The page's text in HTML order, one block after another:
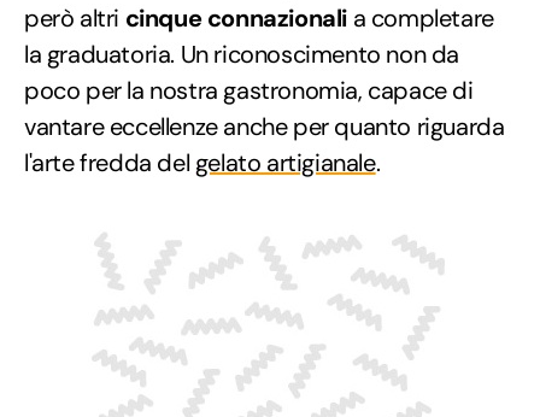
però altri cinque connazionali a completare
la graduatoria. Un riconoscimento non da
poco per la nostra gastronomia, capace di
vantare eccellenze anche per quanto riguarda
l'arte fredda del gelato artigianale.